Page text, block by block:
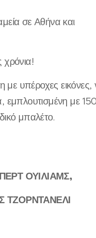
σε Αθήνα και
χρόνια!
υπέροχες εικόνες,
εμπλουτισμένη με
μπαλέτο.
ΟΥΙΛΙΑΜΣ,
ΤΖΟΡΝΤΑΝΕΛΙ